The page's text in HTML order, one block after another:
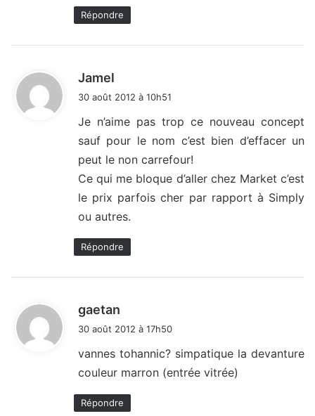
Répondre
Jamel
i
:
30 août 2012 à 10h51
Je n’aime pas trop ce nouveau concept
sauf pour le nom c’est bien d’effacer un
peut le non carrefour!
Ce qui me bloque d’aller chez Market c’est
le prix parfois cher par rapport à Simply
ou autres.
Répondre
gaetan
i
:
30 août 2012 à 17h50
vannes tohannic? simpatique la devanture
couleur marron (entrée vitrée)
Répondre